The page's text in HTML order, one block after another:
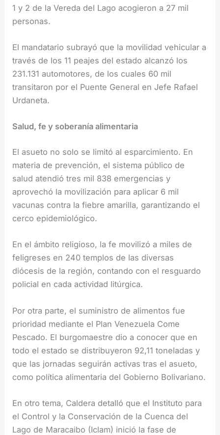
1 y 2 de la Vereda del Lago acogieron a 27 mil
personas.
El mandatario subrayó que la movilidad vehicular a
través de los 11 peajes del estado alcanzó los
231.131 automotores, de los cuales 60 mil
transitaron por el Puente General en Jefe Rafael
Urdaneta.
Salud, fe y soberanía alimentaria
El asueto no solo se limitó al esparcimiento. En
materia de prevención, el sistema público de
salud atendió tres mil 838 emergencias y
aprovechó la movilización para aplicar 6 mil
vacunas contra la fiebre amarilla, garantizando el
cerco epidemiológico.
En el ámbito religioso, la fe movilizó a miles de
feligreses en 240 templos de las diversas
diócesis de la región, contando con el resguardo
policial en cada actividad litúrgica.
Por otra parte, el suministro de alimentos fue
prioridad mediante el Plan Venezuela Come
Pescado. El burgomaestre dio a conocer que en
todo el estado se distribuyeron 92,11 toneladas y
que las jornadas seguirán activas tras el asueto,
como política alimentaria del Gobierno Bolivariano.
En otro tema, Caldera detalló que el Instituto para
el Control y la Conservación de la Cuenca del
Lago de Maracaibo (Iclam) inició la fase de